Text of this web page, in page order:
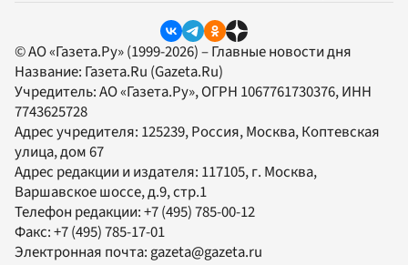
© АО «Газета.Ру» (1999-2026) – Главные новости дня
Название: Газета.Ru (Gazeta.Ru)
Учредитель:АО «Газета.Ру», ОГРН 1067761730376, ИНН
7743625728
Адрес учредителя: 125239, Россия, Москва, Коптевская
улица, дом 67
Адрес редакции и издателя: 117105, г. Москва,
Варшавское шоссе, д.9, стр.1
Телефон редакции:+7 (495) 785-00-12
Факс:+7 (495) 785-17-01
Электронная почта:gazeta@gazeta.ru